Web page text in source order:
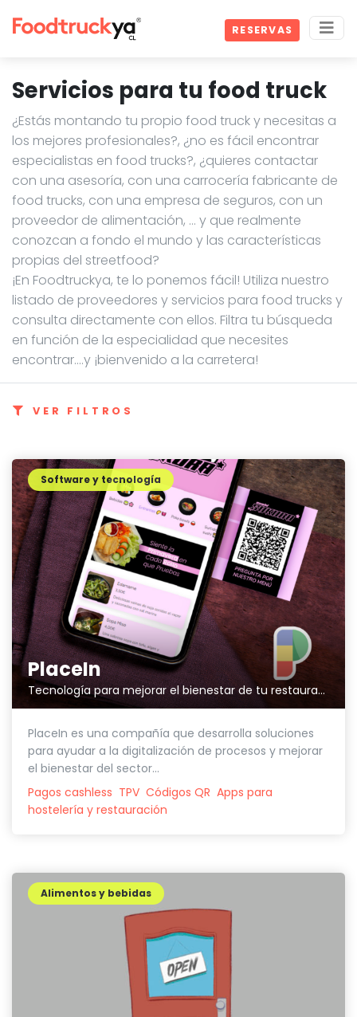
RESERVAS
Servicios para tu food truck
¿Estás montando tu propio food truck y necesitas a
los mejores profesionales?, ¿no es fácil encontrar
especialistas en food trucks?, ¿quieres contactar
con una asesoría, con una carrocería fabricante de
food trucks, con una empresa de seguros, con un
proveedor de alimentación, … y que realmente
conozcan a fondo el mundo y las características
propias del streetfood?
¡En Foodtruckya, te lo ponemos fácil! Utiliza nuestro
listado de proveedores y servicios para food trucks y
consulta directamente con ellos. Filtra tu búsqueda
en función de la especialidad que necesites
encontrar....y ¡bienvenido a la carretera!
VER FILTROS
PlaceIn
Tecnología para mejorar el bienestar de tu restaurante
Software y tecnología
PlaceIn es una compañía que desarrolla soluciones
para ayudar a la digitalización de procesos y mejorar
el bienestar del sector...
Pagos cashless TPV Códigos QR Apps para
hostelería y restauración
Alimentos y bebidas